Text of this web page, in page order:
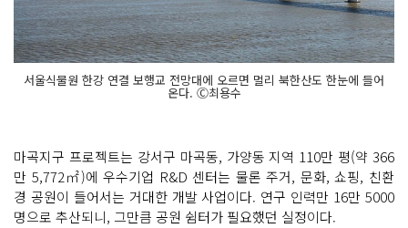
서울식물원 한강 연결 보행교 전망대에 오르면 멀리 북한산도 한눈에 들어
온다. Ⓒ최용수
마곡지구 프로젝트는 강서구 마곡동, 가양동 지역 110만 평(약 366
만 5,772㎡)에 우수기업 R&D 센터는 물론 주거, 문화, 쇼핑, 친환
경 공원이 들어서는 거대한 개발 사업이다. 연구 인력만 16만 5000
명으로 추산되니, 그만큼 공원 쉼터가 필요했던 실정이다.